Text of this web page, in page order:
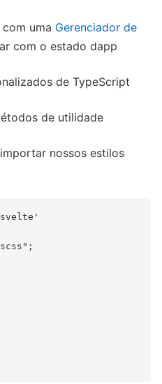
uma Gerenciador de
com o estado dapp
de TypeScript
de utilidade
nossos estilos